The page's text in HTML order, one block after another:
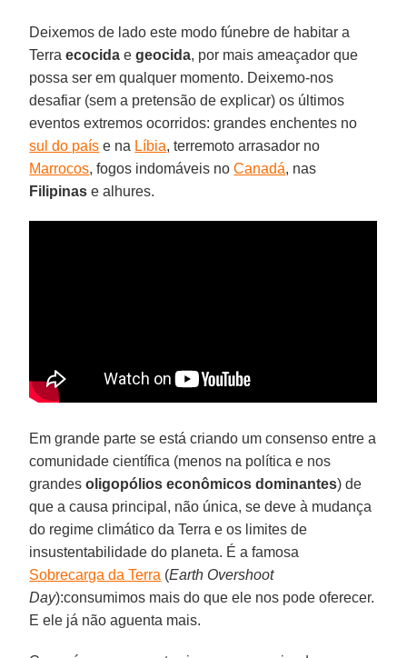
Deixemos de lado este modo fúnebre de habitar a
Terraecocida egeocida, por mais ameaçador que
possa ser em qualquer momento. Deixemo-nos
desafiar (sem a pretensão de explicar) os últimos
eventos extremos ocorridos: grandes enchentes no
sul do país e na Líbia, terremoto arrasador no
Marrocos, fogos indomáveis noCanadá, nas
Filipinas e alhures.
Em grande parte se está criando um consenso entre a
comunidade científica (menos na política e nos
grandesoligopólios econômicos dominantes) de
que a causa principal, não única, se deve à mudança
do regime climático da Terra e os limites de
insustentabilidade do planeta. É a famosa
Sobrecarga da Terra (Earth Overshoot
Day):consumimos mais do que ele nos pode oferecer.
E ele já não aguenta mais.